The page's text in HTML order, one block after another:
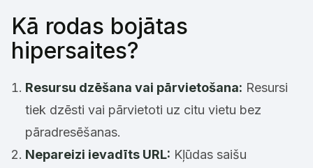
Kā rodas bojātas
hipersaites?
Resursu dzēšana vai pārvietošana: Resursi
tiek dzēsti vai pārvietoti uz citu vietu bez
pāradresēšanas.
Nepareizi ievadīts URL: Kļūdas saišu